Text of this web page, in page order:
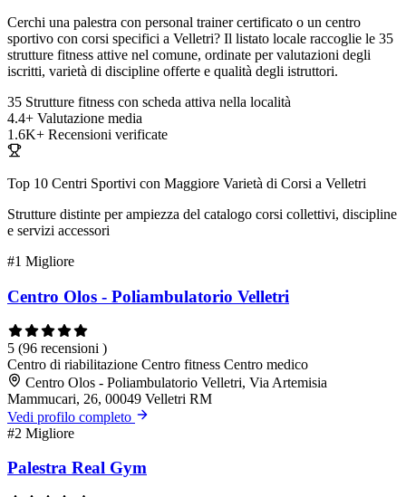
Cerchi una palestra con personal trainer certificato o un centro
sportivo con corsi specifici a Velletri? Il listato locale raccoglie le 35
strutture fitness attive nel comune, ordinate per valutazioni degli
iscritti, varietà di discipline offerte e qualità degli istruttori.
35 Strutture fitness con scheda attiva nella località
4.4+ Valutazione media
1.6K+ Recensioni verificate
Top 10 Centri Sportivi con Maggiore Varietà di Corsi a Velletri
Strutture distinte per ampiezza del catalogo corsi collettivi, discipline
e servizi accessori
#1 Migliore
Centro Olos - Poliambulatorio Velletri
5 (96 recensioni )
Centro di riabilitazione Centro fitness Centro medico
Centro Olos - Poliambulatorio Velletri, Via Artemisia
Mammucari, 26, 00049 Velletri RM
Vedi profilo completo
#2 Migliore
Palestra Real Gym